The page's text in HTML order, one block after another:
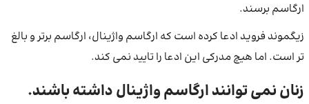
ارگاسم برسند.
زیگموند فروید ادعا کرده است که ارگاسم واژینال، ارگاسم برتر و بالغ
تر است. اما هیچ مدرکی این ادعا را تایید نمی کند.
زنان نمی توانند ارگاسم واژینال داشته باشند.